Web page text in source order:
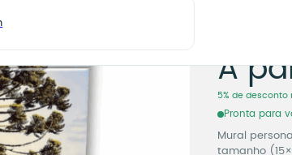
A
5% de desconto
Pronta para
Mural
tamanho